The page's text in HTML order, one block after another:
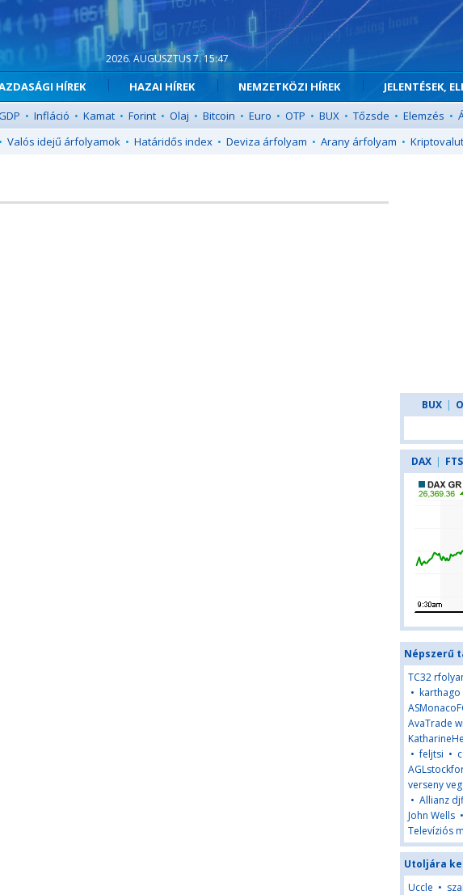
2026. AUGUSZTUS 7. 15:47
HÍREK HAZAI HÍREK NEMZETKÖZI HÍREK JELENTÉSEK,
• Infláció • Kamat • Forint • Olaj • Bitcoin • Euro • OTP • BUX • Tőzsde • Elemzés •
• Valós idejű árfolyamok • Határidős index • Deviza árfolyam • Arany árfolyam •
BUX |
DAX |
Népszerű
TC32
•
AvaTrade
•feljtsi •
verseny
• Allianz
John Wells •
Televíziós
Utoljára
Uccle •